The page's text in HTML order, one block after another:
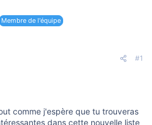
Membre de l'équipe
#1
comme j'espère que tu trouveras
dans cette nouvelle liste